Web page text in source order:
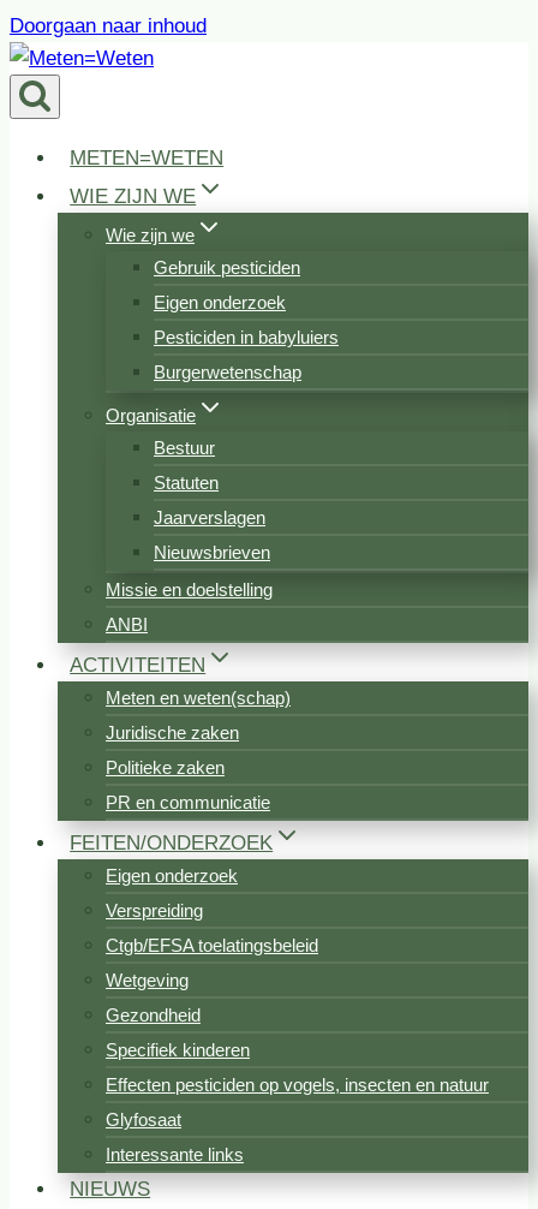
Doorgaan naar inhoud
METEN=WETEN
WIE ZIJN WE
Wie zijn we
Gebruik pesticiden
Eigen onderzoek
Pesticiden in babyluiers
Burgerwetenschap
Organisatie
Bestuur
Statuten
Jaarverslagen
Nieuwsbrieven
Missie en doelstelling
ANBI
ACTIVITEITEN
Meten en weten(schap)
Juridische zaken
Politieke zaken
PR en communicatie
FEITEN/ONDERZOEK
Eigen onderzoek
Verspreiding
Ctgb/EFSA toelatingsbeleid
Wetgeving
Gezondheid
Specifiek kinderen
Effecten pesticiden op vogels, insecten en natuur
Glyfosaat
Interessante links
NIEUWS